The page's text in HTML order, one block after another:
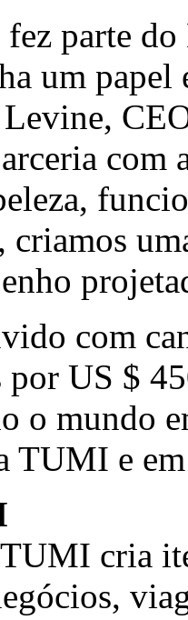
parte
um
,
com
criamos
com
por US $
o mundo
TUMI e
cria